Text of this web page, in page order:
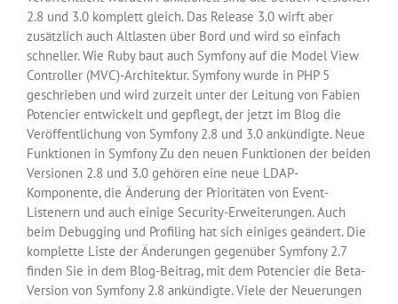
2.8 und 3.0 komplett gleich. Das Release 3.0 wirft aber
zusätzlich auch Altlasten über Bord und wird so einfach
schneller. Wie Ruby baut auch Symfony auf die Model View
Controller (MVC)-Architektur. Symfony wurde in PHP 5
geschrieben und wird zurzeit unter der Leitung von Fabien
Potencier entwickelt und gepflegt, der jetzt im Blog die
Veröffentlichung von Symfony 2.8 und 3.0 ankündigte. Neue
Funktionen in Symfony Zu den neuen Funktionen der beiden
Versionen 2.8 und 3.0 gehören eine neue LDAP-
Komponente, die Änderung der Prioritäten von Event-
Listenern und auch einige Security-Erweiterungen. Auch
beim Debugging und Profiling hat sich einiges geändert. Die
komplette Liste der Änderungen gegenüber Symfony 2.7
finden Sie in dem Blog-Beitrag, mit dem Potencier die Beta-
Version von Symfony 2.8 ankündigte. Viele der Neuerungen